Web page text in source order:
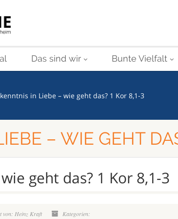
Das sind wir Bunte Vielfalt
in Liebe – wie geht das? 1 Kor 8,1-3
– WIE GEHT
geht das? 1 Kor 8,1-3
von: Heinz Kraft Kategorien: